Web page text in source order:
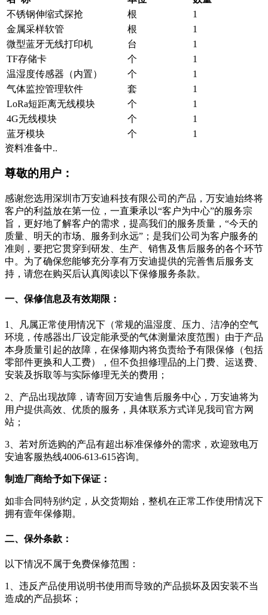
不锈钢伸缩式探抢
根
1
金属采样软管
根
1
微型蓝牙无线打印机
台
1
TF存储卡
个
1
温湿度传感器（内置）
个
1
气体监控管理软件
套
1
LoRa短距离无线模块
个
1
4G无线模块
个
1
蓝牙模块
个
1
资料准备中..
尊敬的用户：
感谢您选用深圳市万安迪科技有限公司的产品，万安迪始终将
客户的利益放在第一位，一直秉承以“客户为中心”的服务宗
旨，更好地了解客户的需求，提高我们的服务质量，“今天的
质量、明天的市场、服务到永远”；是我们公司为客户服务的
准则，要把它贯穿到研发、生产、销售及售后服务的各个环节
中。为了确保您能够充分享有万安迪提供的完善售后服务支
持，请您在购买后认真阅读以下保修服务条款。
一、保修信息及有效期限：
1、凡属正常使用情况下（常规的温湿度、压力、洁净的空气
环境，传感器出厂设定能承受的气体测量浓度范围）由于产品
本身质量引起的故障，在保修期内将负责给予有限保修（包括
零部件更换和人工费），但不负担修理品的上门费、运送费、
安装及拆取等与实际修理无关的费用；
2、产品出现故障，请寄回万安迪售后服务中心，万安迪将为
用户提供高效、优质的服务，具体联系方式详见我司官方网
站；
3、若对所选购的产品有超出标准保修外的需求，欢迎致电万
安迪客服热线4006-613-615咨询。
制造厂商给予如下保证：
如非合同特别约定，从交货期始，整机在正常工作使用情况下
拥有壹年保修期。
二、保外条款：
以下情况不属于免费保修范围：
1、违反产品使用说明书使用而导致的产品损坏及因安装不当
造成的产品损坏；